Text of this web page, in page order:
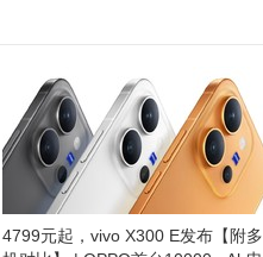
4799元起，vivo X300 E发布【附多